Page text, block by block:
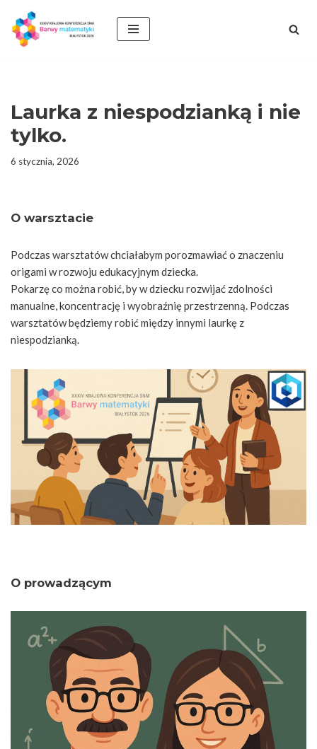
Przejdź
Laurka z niespodzianką i nie
tylko.
6 stycznia, 2026
O warsztacie
Podczas warsztatów chciałabym porozmawiać o znaczeniu
origami w rozwoju edukacyjnym dziecka.
Pokarzę co można robić, by w dziecku rozwijać zdolności
manualne, koncentrację i wyobraźnię przestrzenną. Podczas
warsztatów będziemy robić między innymi laurkę z
niespodzianką.
O prowadzącym